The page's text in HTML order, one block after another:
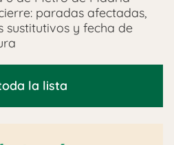
paradas afectadas,
sustitutivos y fecha de
la lista